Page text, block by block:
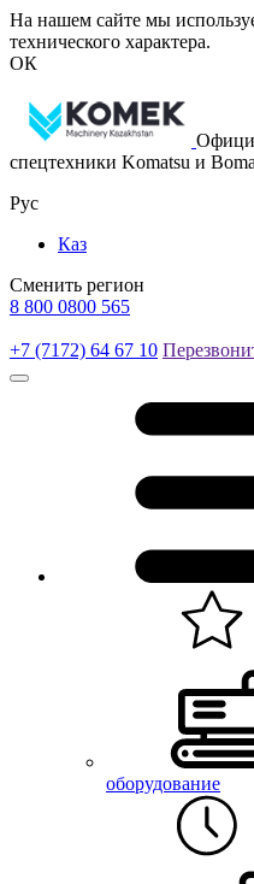
На нашем сайте мы
технического характера.
ОК
спецтехники Komatsu и
Рус
Каз
Сменить регион
8 800 0800 565
+7 (7172) 64 67 10
оборудование